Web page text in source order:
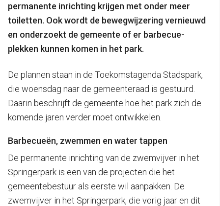
permanente inrichting krijgen met onder meer
toiletten. Ook wordt de bewegwijzering vernieuwd
en onderzoekt de gemeente of er barbecue-
plekken kunnen komen in het park.
De plannen staan in de Toekomstagenda Stadspark,
die woensdag naar de gemeenteraad is gestuurd.
Daarin beschrijft de gemeente hoe het park zich de
komende jaren verder moet ontwikkelen.
Barbecueën, zwemmen en water tappen
De permanente inrichting van de zwemvijver in het
Springerpark is een van de projecten die het
gemeentebestuur als eerste wil aanpakken. De
zwemvijver in het Springerpark, die vorig jaar en dit